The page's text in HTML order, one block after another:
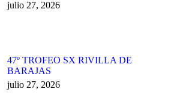
julio 27, 2026
47º TROFEO SX RIVILLA DE
BARAJAS
julio 27, 2026